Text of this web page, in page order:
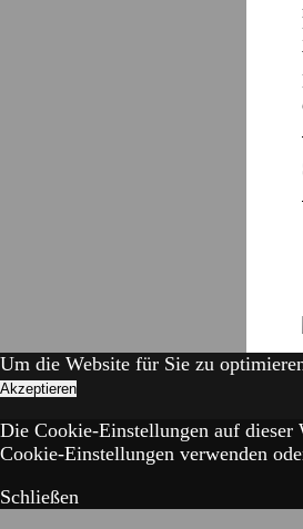
Um die Website für Sie zu
Akzeptieren
Die Cookie-Einstellungen auf dieser
Cookie-Einstellungen verwenden
Schließen